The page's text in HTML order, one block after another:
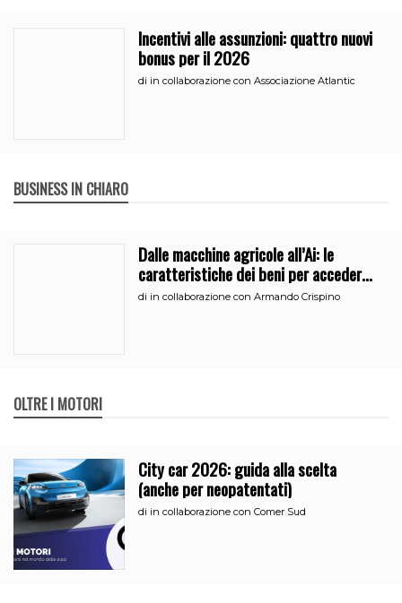
Incentivi alle assunzioni: quattro nuovi
bonus per il 2026
di in collaborazione con Associazione Atlantic
BUSINESS IN CHIARO
Dalle macchine agricole all’Ai: le
caratteristiche dei beni per accedere
all’iperammortamento
di in collaborazione con Armando Crispino
OLTRE I MOTORI
City car 2026: guida alla scelta
(anche per neopatentati)
di in collaborazione con Comer Sud